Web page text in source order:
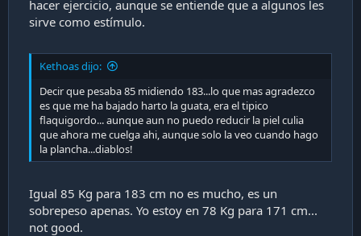
hacer ejercicio, aunque se entiende que a algunos les
sirve como estímulo.
Kethoas dijo:
Decir que pesaba 85 midiendo 183...lo que mas agradezco
es que me ha bajado harto la guata, era el tipico
flaquigordo... aunque aun no puedo reducir la piel culia
que ahora me cuelga ahi, aunque solo la veo cuando hago
la plancha...diablos!
Igual 85 Kg para 183 cm no es mucho, es un
sobrepeso apenas. Yo estoy en 78 Kg para 171 cm...
not good.